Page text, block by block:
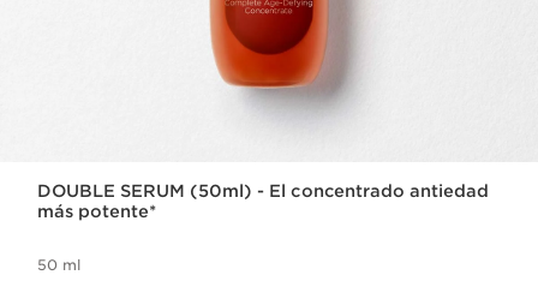
DOUBLE SERUM (50ml) - El concentrado antiedad
más potente*
50 ml